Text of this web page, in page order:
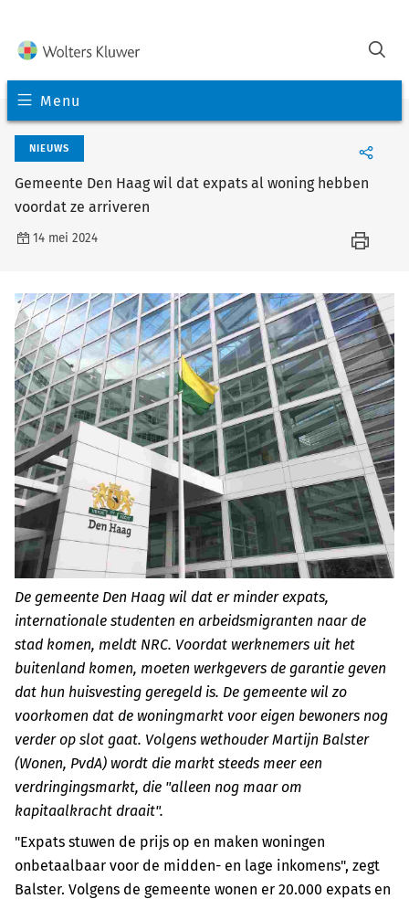
Menu
NIEUWS
Gemeente Den Haag wil dat expats al woning hebben
voordat ze arriveren
14 mei 2024
De gemeente Den Haag wil dat er minder expats,
internationale studenten en arbeidsmigranten naar de
stad komen, meldt NRC. Voordat werknemers uit het
buitenland komen, moeten werkgevers de garantie geven
dat hun huisvesting geregeld is. De gemeente wil zo
voorkomen dat de woningmarkt voor eigen bewoners nog
verder op slot gaat. Volgens wethouder Martijn Balster
(Wonen, PvdA) wordt die markt steeds meer een
verdringingsmarkt, die "alleen nog maar om
kapitaalkracht draait".
"Expats stuwen de prijs op en maken woningen
onbetaalbaar voor de midden- en lage inkomens", zegt
Balster. Volgens de gemeente wonen er 20.000 expats en